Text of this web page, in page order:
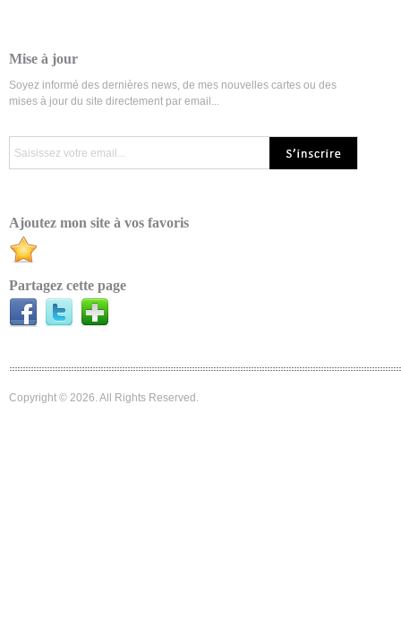
Mise à jour
Soyez informé des dernières news, de mes nouvelles cartes ou des
mises à jour du site directement par email...
Ajoutez mon site à vos favoris
Partagez cette page
Copyright © 2026. All Rights Reserved.